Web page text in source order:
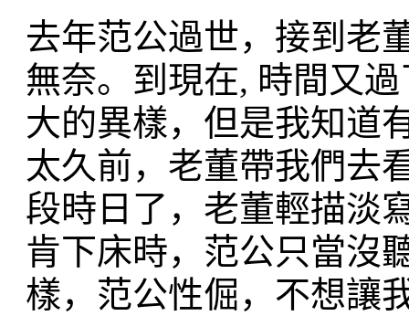
去年范公過世，接到老
無奈。到現在, 時間又
大的異樣，但是我知道
太久前，老董帶我們去
段時日了，老董輕描淡
肯下床時，范公只當沒
樣，范公性倔，不想讓